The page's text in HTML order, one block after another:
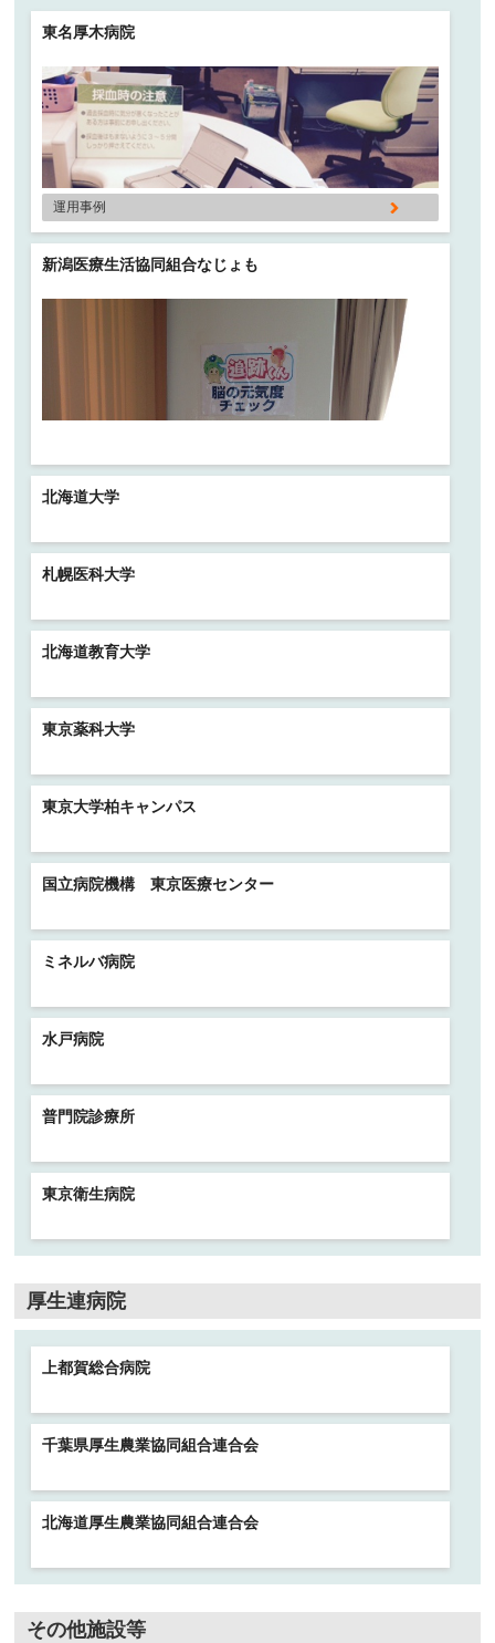
東名厚木病院
運用事例
新潟医療生活協同組合なじょも
北海道大学
札幌医科大学
北海道教育大学
東京薬科大学
東京大学柏キャンパス
国立病院機構 東京医療センター
ミネルバ病院
水戸病院
普門院診療所
東京衛生病院
厚生連病院
上都賀総合病院
千葉県厚生農業協同組合連合会
北海道厚生農業協同組合連合会
その他施設等